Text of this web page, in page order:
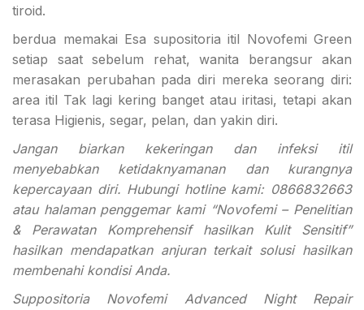
tiroid.
berdua memakai Esa supositoria itil Novofemi Green
setiap saat sebelum rehat, wanita berangsur akan
merasakan perubahan pada diri mereka seorang diri:
area itil Tak lagi kering banget atau iritasi, tetapi akan
terasa Higienis, segar, pelan, dan yakin diri.
Jangan biarkan kekeringan dan infeksi itil
menyebabkan ketidaknyamanan dan kurangnya
kepercayaan diri. Hubungi hotline kami: 0866832663
atau halaman penggemar kami “Novofemi – Penelitian
& Perawatan Komprehensif hasilkan Kulit Sensitif”
hasilkan mendapatkan anjuran terkait solusi hasilkan
membenahi kondisi Anda.
Suppositoria Novofemi Advanced Night Repair